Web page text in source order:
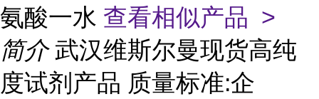
氨酸一水 查看相似产品 >
简介 武汉维斯尔曼现货高纯
度试剂产品 质量标准:企